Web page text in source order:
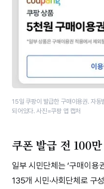
15일 쿠팡이 발급한 구매이용권. 자
되어있다. 사진=쿠팡 앱 캡처
쿠폰 발급 전 100
일부 시민단체는 ‘구매이용
135개 시민·사회단체로 구